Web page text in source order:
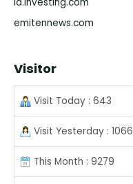
emitennews.com
Visitor
Visit Today : 643
Visit Yesterday : 1066
This Month : 9279